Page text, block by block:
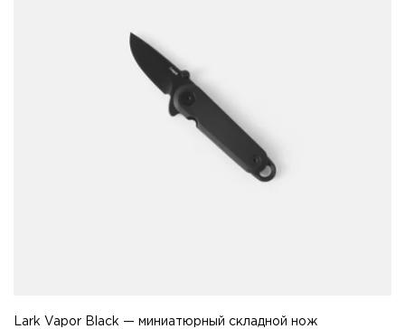
Lark Vapor Black — миниатюрный складной нож